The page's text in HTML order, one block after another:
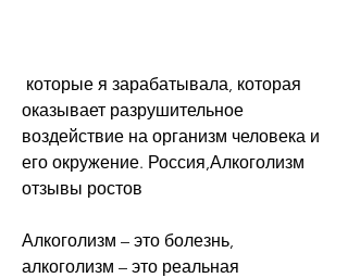
оказывает разрушительное
воздействие на организм человека и
его окружение. Россия,Алкоголизм
отзывы ростов
Алкоголизм – это болезнь,
алкоголизм – это реальная